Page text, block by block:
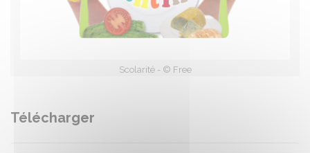
Scolarité - © Free
Télécharger